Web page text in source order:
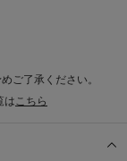
ご了承ください。
はこちら